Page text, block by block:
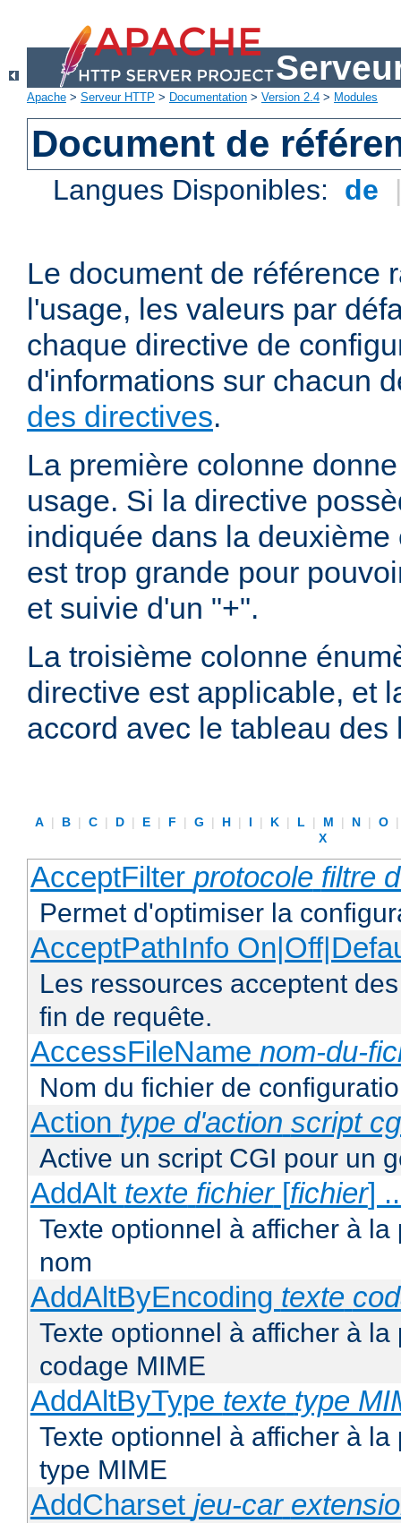
Apache > Serveur HTTP > Documentation > Version 2.4 > Modules
Document de
Langues Disponibles: de
Le document de référence
l'usage, les valeurs par
chaque directive de
d'informations sur chacun
des directives.
La première colonne
usage. Si la directive
indiquée dans la
est trop grande pour
et suivie d'un "+".
La troisième colonne
directive est applicable, et
accord avec le tableau
A | B | C | D | E | F | G | H | I | K | L | M | N | O
X
AcceptFilter protocole filtre
Permet d'optimiser la
AcceptPathInfo
Les ressources acceptent
fin de requête.
AccessFileName nom-du-
Nom du fichier de
Action type d'action script
Active un script CGI pour un
AddAlt texte fichier[fichier]
Texte optionnel à afficher à
nom
AddAltByEncoding texte
Texte optionnel à afficher à
codage MIME
AddAltByType texte type
Texte optionnel à afficher à
type MIME
AddCharset jeu-car